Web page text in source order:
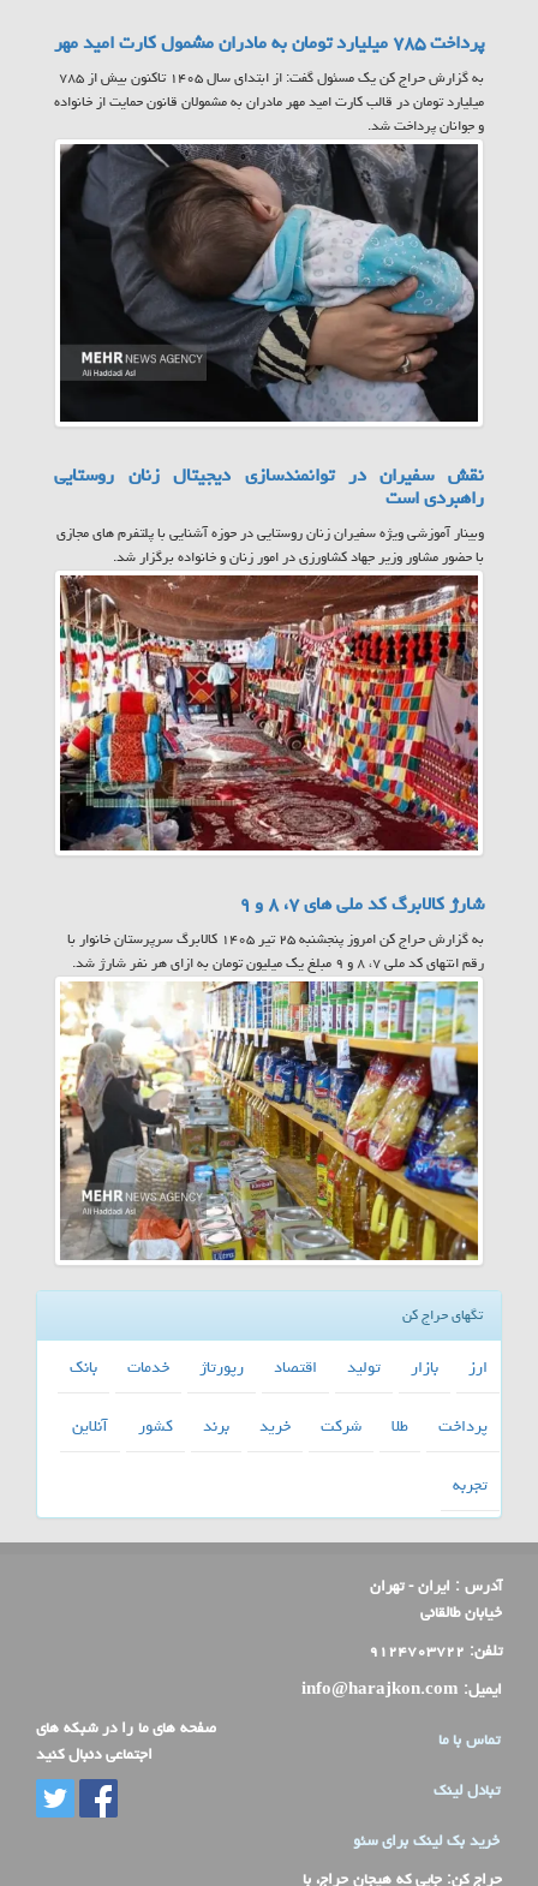
پرداخت ۷۸۵ میلیارد تومان به مادران مشمول کارت امید مهر
به گزارش حراج کن یک مسئول گفت: از ابتدای سال ۱۴۰۵ تاکنون بیش از ۷۸۵
میلیارد تومان در قالب کارت امید مهر مادران به مشمولان قانون حمایت از خانواده
و جوانان پرداخت شد.
نقش سفیران در توانمندسازی دیجیتال زنان روستایی
راهبردی است
وبینار آموزشی ویژه سفیران زنان روستایی در حوزه آشنایی با پلتفرم های مجازی
با حضور مشاور وزیر جهاد کشاورزی در امور زنان و خانواده برگزار شد.
شارژ کالابرگ کد ملی های ۷، ۸ و ۹
به گزارش حراج کن امروز پنجشنبه ۲۵ تیر ۱۴۰۵ کالابرگ سرپرستان خانوار با
رقم انتهای کد ملی ۷، ۸ و ۹ مبلغ یک میلیون تومان به ازای هر نفر شارژ شد.
تگهای حراج کن
ارز بازار تولید اقتصاد رپورتاژ خدمات
بانك
پرداخت
طلا شركت خرید برند كشور
آنلاین
تجربه
آدرس : ایران - تهران
خیابان طالقانی
تلفن: ۹۱۲۴۷۰۳۷۲۲
ایمیل: info@harajkon.com
تماس با ما
تبادل لینک
خرید بک لینک برای سئو
حراج کن: جایی که هیجان حراج، با
صفحه های ما را در شبکه های
اجتماعی دنبال کنید